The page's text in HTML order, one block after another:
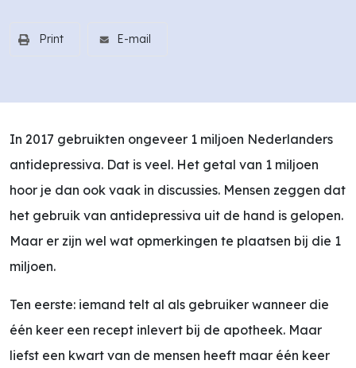
Print E-mail
In 2017 gebruikten ongeveer 1 miljoen Nederlanders
antidepressiva. Dat is veel. Het getal van 1 miljoen
hoor je dan ook vaak in discussies. Mensen zeggen dat
het gebruik van antidepressiva uit de hand is gelopen.
Maar er zijn wel wat opmerkingen te plaatsen bij die 1
miljoen.
Ten eerste: iemand telt al als gebruiker wanneer die
één keer een recept inlevert bij de apotheek. Maar
liefst een kwart van de mensen heeft maar één keer